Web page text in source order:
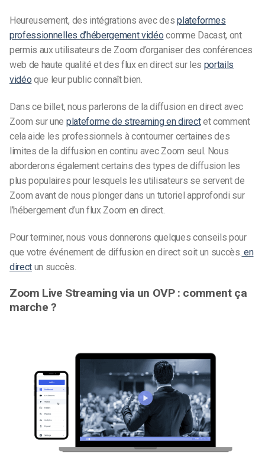
Heureusement, des intégrations avec desplateformes
professionnelles d’hébergement vidéo comme Dacast, ont
permis aux utilisateurs de Zoom d’organiser des conférences
web de haute qualité et des flux en direct sur les portails
vidéo que leur public connaît bien.
Dans ce billet, nous parlerons de la diffusion en direct avec
Zoom sur une plateforme de streaming en directet comment
cela aide les professionnels à contourner certaines des
limites de la diffusion en continu avec Zoom seul. Nous
aborderons également certains des types de diffusion les
plus populaires pour lesquels les utilisateurs se servent de
Zoom avant de nous plonger dans un tutoriel approfondi sur
l’hébergement d’un flux Zoom en direct.
Pour terminer, nous vous donnerons quelques conseils pour
que votre événement de diffusion en direct soit un succès. en
direct un succès.
Zoom Live Streaming via un OVP : comment ça
marche ?